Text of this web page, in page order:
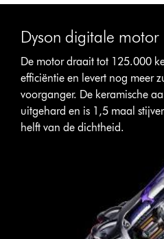
Dyson digitale motor
De motor draait tot 125.000
efficiëntie en levert nog meer
voorganger. De keramische
uitgehard en is 1,5 maal
helft van de dichtheid.